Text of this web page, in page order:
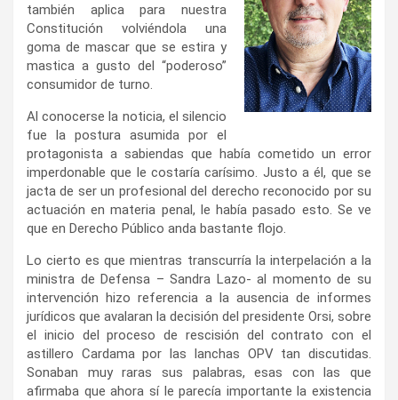
también aplica para nuestra
Constitución volviéndola una
goma de mascar que se estira y
mastica a gusto del “poderoso”
consumidor de turno.
Al conocerse la noticia, el silencio
fue la postura asumida por el
protagonista a sabiendas que había cometido un error
imperdonable que le costaría carísimo. Justo a él, que se
jacta de ser un profesional del derecho reconocido por su
actuación en materia penal, le había pasado esto. Se ve
que en Derecho Público anda bastante flojo.
Lo cierto es que mientras transcurría la interpelación a la
ministra de Defensa – Sandra Lazo- al momento de su
intervención hizo referencia a la ausencia de informes
jurídicos que avalaran la decisión del presidente Orsi, sobre
el inicio del proceso de rescisión del contrato con el
astillero Cardama por las lanchas OPV tan discutidas.
Sonaban muy raras sus palabras, esas con las que
afirmaba que ahora sí le parecía importante la existencia